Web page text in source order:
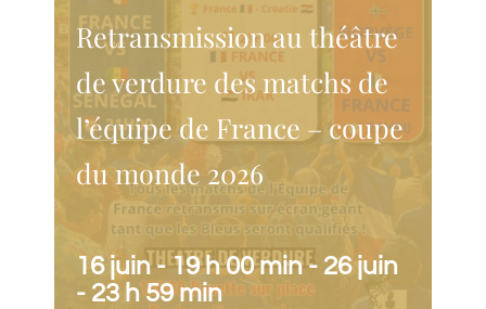
Retransmission au théâtre
de verdure des matchs de
l’équipe de France – coupe
du monde 2026
16 juin - 19 h 00 min- 26 juin
- 23 h 59 min